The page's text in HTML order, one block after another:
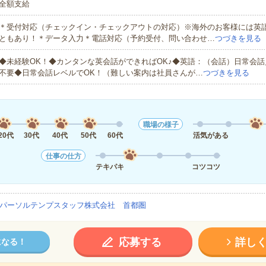
額支給
受付対応（チェックイン・チェックアウトの対応）※海外のお客様には英
もあり！＊データ入力＊電話対応（予約受付、問い合わせ…つづきを見る
未経験OK！◆カンタンな英会話ができればOK♪◆英語：（会話）日常会話
要◆日常会話レベルでOK！（難しい案内は社員さんが…つづきを見る
代 30代 40代 50代 60代
職場の様子
活気がある
仕事の仕方
テキパキ
コツコツ
パーソルテンプスタッフ株式会社 首都圏
る！ 応募する 詳し